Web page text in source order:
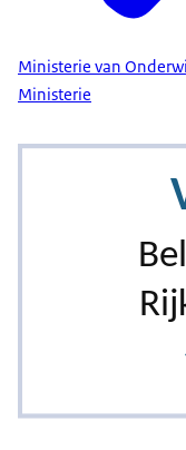
Ministerie van
Ministerie